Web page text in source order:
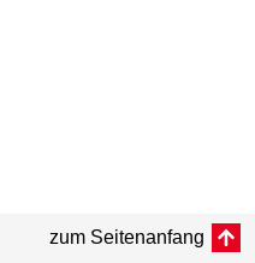
zum Seitenanfang